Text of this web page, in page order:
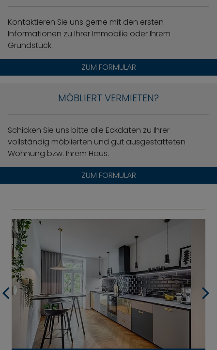
Kontaktieren Sie uns gerne mit den ersten
Informationen zu Ihrer Immobilie oder Ihrem
Grundstück.
ZUM FORMULAR
MÖBLIERT VERMIETEN?
Schicken Sie uns bitte alle Eckdaten zu Ihrer
vollständig möblierten und gut ausgestatteten
Wohnung bzw. Ihrem Haus.
ZUM FORMULAR